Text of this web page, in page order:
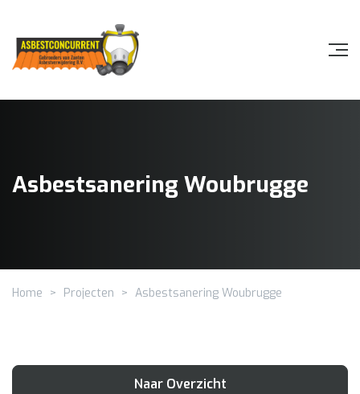
Asbestsanering Woubrugge
Home > Projecten > Asbestsanering Woubrugge
Naar Overzicht